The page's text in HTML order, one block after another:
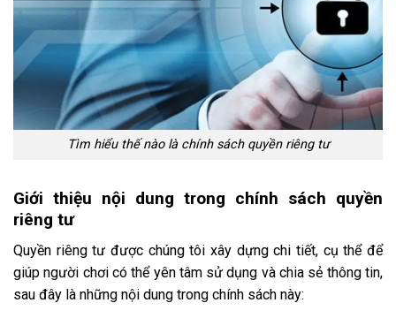
Tìm hiểu thế nào là chính sách quyền riêng tư
Giới thiệu nội dung trong chính sách quyền
riêng tư
Quyền riêng tư được chúng tôi xây dựng chi tiết, cụ thể để
giúp người chơi có thể yên tâm sử dụng và chia sẻ thông tin,
sau đây là những nội dung trong chính sách này: